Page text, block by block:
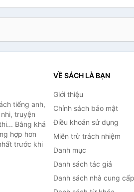
tiếng anh,
truyện
Bằng khả
hợp hơn
trước khi
VỀ SÁCH LÀ BẠN
Giới thiệu
Chính sách bảo mật
Điều khoản sử dụng
Miễn trừ trách nhiệm
Danh mục
Danh sách tác giả
Danh sách nhà cung cấp